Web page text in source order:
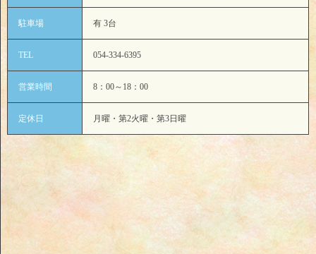
駐車場 有 3台
TEL 054-334-6395
営業時間 8：00～18：00
定休日 月曜・第2火曜・第3日曜